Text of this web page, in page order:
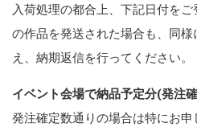
入荷処理の都合上、下記日付を
の作品を発送された場合も、同様
え、納期返信を行ってください。
イベント会場で納品予定分(発注
発注確定数通りの場合は特にお申